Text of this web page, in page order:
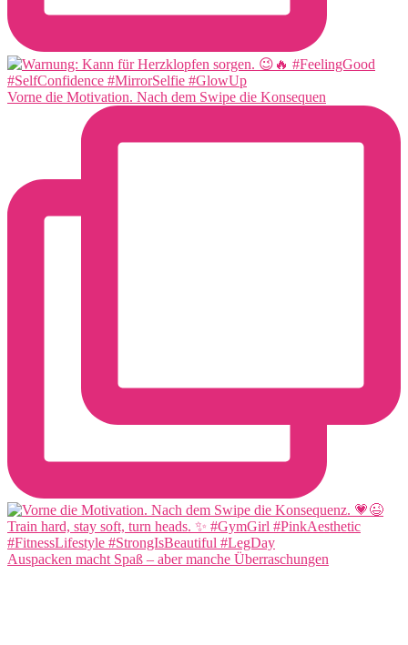
Vorne die Motivation. Nach dem Swipe die Konsequen
Auspacken macht Spaß – aber manche Überraschungen